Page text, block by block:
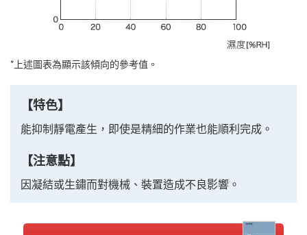
上述圖表為顯示該傾向的參考值。
【特色】
能抑制靜電產生，即使是精細的作業也能順利完成。
【注意點】
因凝結或生鏽而對機械、裝置造成不良影響。